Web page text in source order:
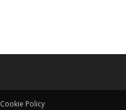
Cookie Policy